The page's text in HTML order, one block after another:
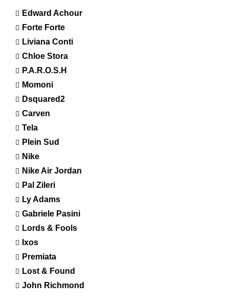
Edward Achour
Forte Forte
Liviana Conti
Chloe Stora
P.A.R.O.S.H
Momoni
Dsquared2
Carven
Tela
Plein Sud
Nike
Nike Air Jordan
Pal Zileri
Ly Adams
Gabriele Pasini
Lords & Fools
Ixos
Premiata
Lost & Found
John Richmond